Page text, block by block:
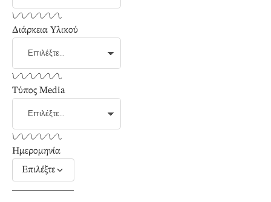
Διάρκεια Υλικού
Τύπος Media
Ημερομηνία
Επιλέξτε